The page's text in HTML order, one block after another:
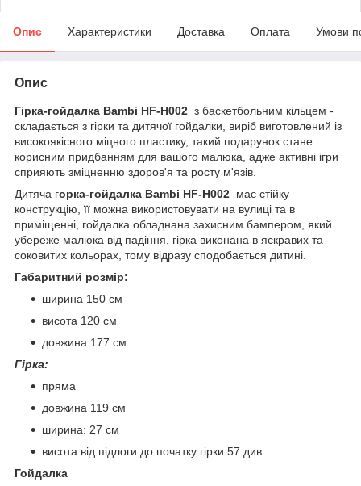
Опис Характеристики Доставка Оплата Умови
Опис
Гірка-гойдалка Bambi HF-H002 з баскетбольним кільцем -
складається з гірки та дитячої гойдалки, виріб виготовлений із
високоякісного міцного пластику, такий подарунок стане
корисним придбанням для вашого малюка, адже активні ігри
сприяють зміцненню здоров'я та росту м'язів.
Дитяча горка-гойдалка Bambi HF-H002 має стійку
конструкцію, її можна використовувати на вулиці та в
приміщенні, гойдалка обладнана захисним бампером, який
убереже малюка від падіння, гірка виконана в яскравих та
соковитих кольорах, тому відразу сподобається дитині.
Габаритний розмір:
ширина 150 см
висота 120 см
довжина 177 см.
Гірка:
пряма
довжина 119 см
ширина: 27 см
висота від підлоги до початку гірки 57 див.
Гойдалка